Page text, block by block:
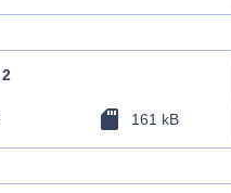
sd_card 161 kB